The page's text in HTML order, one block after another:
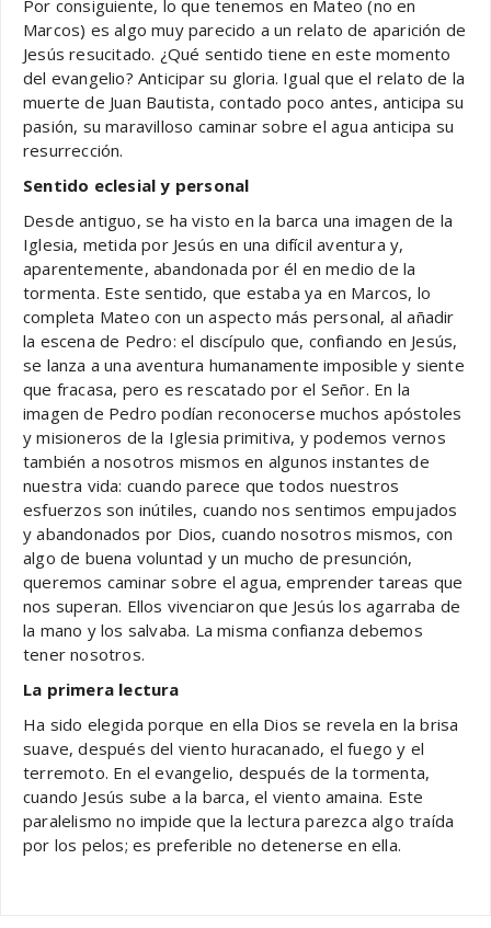
Por consiguiente, lo que tenemos en Mateo (no en
Marcos) es algo muy parecido a un relato de aparición de
Jesús resucitado. ¿Qué sentido tiene en este momento
del evangelio? Anticipar su gloria. Igual que el relato de la
muerte de Juan Bautista, contado poco antes, anticipa su
pasión, su maravilloso caminar sobre el agua anticipa su
resurrección.
Sentido eclesial y personal
Desde antiguo, se ha visto en la barca una imagen de la
Iglesia, metida por Jesús en una difícil aventura y,
aparentemente, abandonada por él en medio de la
tormenta. Este sentido, que estaba ya en Marcos, lo
completa Mateo con un aspecto más personal, al añadir
la escena de Pedro: el discípulo que, confiando en Jesús,
se lanza a una aventura humanamente imposible y siente
que fracasa, pero es rescatado por el Señor. En la
imagen de Pedro podían reconocerse muchos apóstoles
y misioneros de la Iglesia primitiva, y podemos vernos
también a nosotros mismos en algunos instantes de
nuestra vida: cuando parece que todos nuestros
esfuerzos son inútiles, cuando nos sentimos empujados
y abandonados por Dios, cuando nosotros mismos, con
algo de buena voluntad y un mucho de presunción,
queremos caminar sobre el agua, emprender tareas que
nos superan. Ellos vivenciaron que Jesús los agarraba de
la mano y los salvaba. La misma confianza debemos
tener nosotros.
La primera lectura
Ha sido elegida porque en ella Dios se revela en la brisa
suave, después del viento huracanado, el fuego y el
terremoto. En el evangelio, después de la tormenta,
cuando Jesús sube a la barca, el viento amaina. Este
paralelismo no impide que la lectura parezca algo traída
por los pelos; es preferible no detenerse en ella.